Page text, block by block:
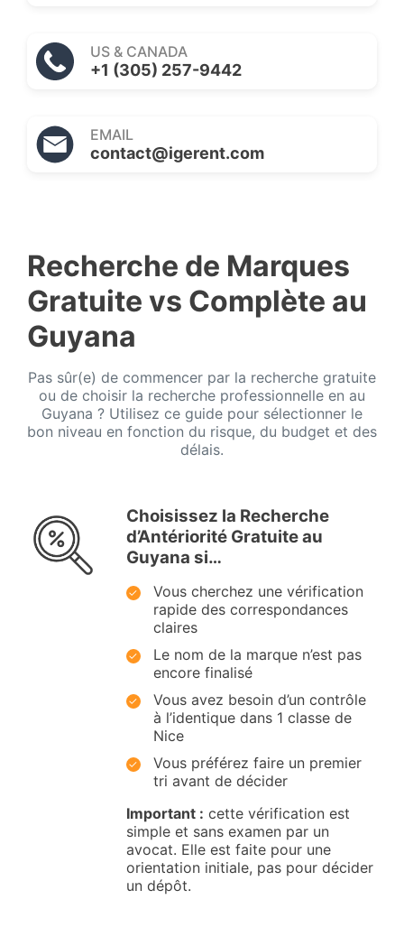
US & CANADA
+1 (305) 257-9442
EMAIL
contact@igerent.com
Recherche de Marques
Gratuite vs Complète au
Guyana
Pas sûr(e) de commencer par la recherche gratuite
ou de choisir la recherche professionnelle en au
Guyana ? Utilisez ce guide pour sélectionner le
bon niveau en fonction du risque, du budget et des
délais.
Choisissez la Recherche
d’Antériorité Gratuite au
Guyana si…
Vous cherchez une vérification
rapide des correspondances
claires
Le nom de la marque n’est pas
encore finalisé
Vous avez besoin d’un contrôle
à l’identique dans 1 classe de
Nice
Vous préférez faire un premier
tri avant de décider
Important : cette vérification est
simple et sans examen par un
avocat. Elle est faite pour une
orientation initiale, pas pour décider
un dépôt.